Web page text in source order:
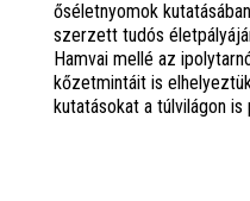
őséletnyomok
szerzett tudós
Hamvai mellé az
kőzetmintáit is
kutatásokat a túlvilágon is